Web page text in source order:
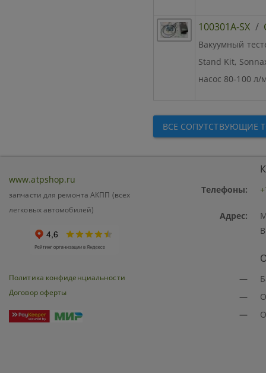
100301A-SX /
Вакуумный
Stand Kit,
насос 80-100
ВСЕ СОПУТСТВУЮЩИЕ
www.atpshop.ru
запчасти для ремонта АКПП (всех
легковых автомобилей)
Политика конфиденциальности
Договор оферты
Телефоны:
Адрес:
—
—
—